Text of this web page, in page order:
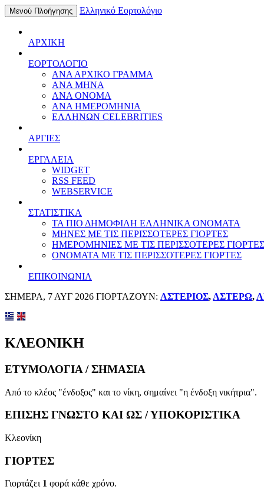
Μενού Πλοήγησης Ελληνικό Εορτολόγιο
ΑΡΧΙΚΗ
ΕΟΡΤΟΛΟΓΙΟ
ΑΝΑ ΑΡΧΙΚΟ ΓΡΑΜΜΑ
ΑΝΑ ΜΗΝΑ
ΑΝΑ ΟΝΟΜΑ
ΑΝΑ ΗΜΕΡΟΜΗΝΙΑ
ΕΛΛΗΝΩΝ CELEBRITIES
ΑΡΓΙΕΣ
ΕΡΓΑΛΕΙΑ
WIDGET
RSS FEED
WEBSERVICE
ΣΤΑΤΙΣΤΙΚΑ
ΤΑ ΠΙΟ ΔΗΜΟΦΙΛΗ ΕΛΛΗΝΙΚΑ ΟΝΟΜΑΤΑ
ΜΗΝΕΣ ΜΕ ΤΙΣ ΠΕΡΙΣΣΟΤΕΡΕΣ ΓΙΟΡΤΕΣ
ΗΜΕΡΟΜΗΝΙΕΣ ΜΕ ΤΙΣ ΠΕΡΙΣΣΟΤΕΡΕΣ ΓΙΟΡΤΕΣ
ΟΝΟΜΑΤΑ ΜΕ ΤΙΣ ΠΕΡΙΣΣΟΤΕΡΕΣ ΓΙΟΡΤΕΣ
ΕΠΙΚΟΙΝΩΝΙΑ
ΣΗΜΕΡΑ, 7 ΑΥΓ 2026 ΓΙΟΡΤΑΖΟΥΝ: ΑΣΤΕΡΙΟΣ, ΑΣΤΕΡΩ,
ΚΛΕΟΝΙΚΗ
ΕΤΥΜΟΛΟΓΙΑ / ΣΗΜΑΣΙΑ
Από το κλέος "ένδοξος" και το νίκη, σημαίνει "η ένδοξη νικήτρια".
ΕΠΙΣΗΣ ΓΝΩΣΤΟ ΚΑΙ ΩΣ / ΥΠΟΚΟΡΙΣΤΙΚΑ
Κλεονίκη
ΓΙΟΡΤΕΣ
Γιορτάζει 1 φορά κάθε χρόνο.